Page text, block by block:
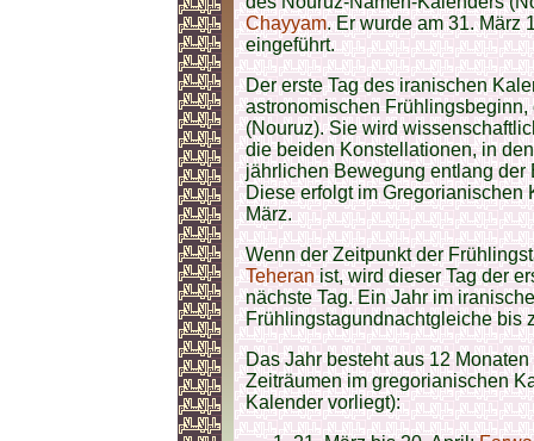
Chayyam. Er wurde am 31. März
eingeführt.
Der erste Tag des iranischen
astronomischen
(Nouruz). Sie wird
die beiden Konstellationen, in
jährlichen Bewegung entlang der
Diese erfolgt im Gregorianischen
März.
Wenn der Zeitpunkt der
Teheranist, wird dieser Tag der
nächste Tag. Ein Jahr im
Frühlingstagundnachtgleiche bis
Das Jahr besteht aus 12
Zeiträumen im gregorianischen
Kalender vorliegt):